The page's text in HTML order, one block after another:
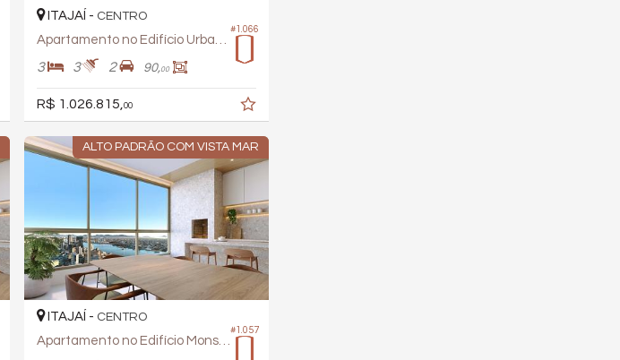
#1.066
ITAJAÍ - CENTRO
3 3 2 90,00
R$ 1.026.815,00
ALTO PADRÃO COM VISTA MAR
#1.057
ITAJAÍ - CENTRO
Apartamento no Edifício Monserrato